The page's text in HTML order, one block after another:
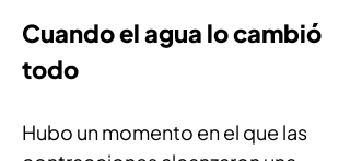
Cuando el agua lo cambió
todo
Hubo un momento en el que las